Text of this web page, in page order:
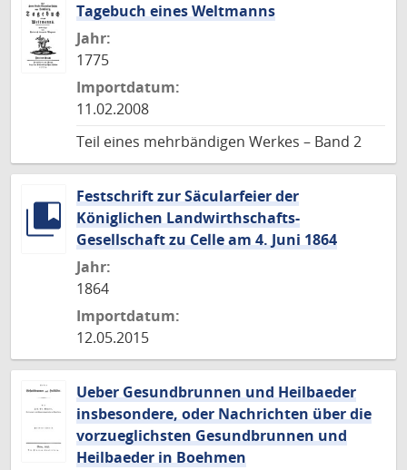
Tagebuch eines Weltmanns
Jahr:
1775
Importdatum:
11.02.2008
Teil eines mehrbändigen Werkes – Band 2
Festschrift zur Säcularfeier der
Königlichen Landwirthschafts-
Gesellschaft zu Celle am 4. Juni 1864
Jahr:
1864
Importdatum:
12.05.2015
Ueber Gesundbrunnen und Heilbaeder
insbesondere, oder Nachrichten über die
vorzueglichsten Gesundbrunnen und
Heilbaeder in Boehmen